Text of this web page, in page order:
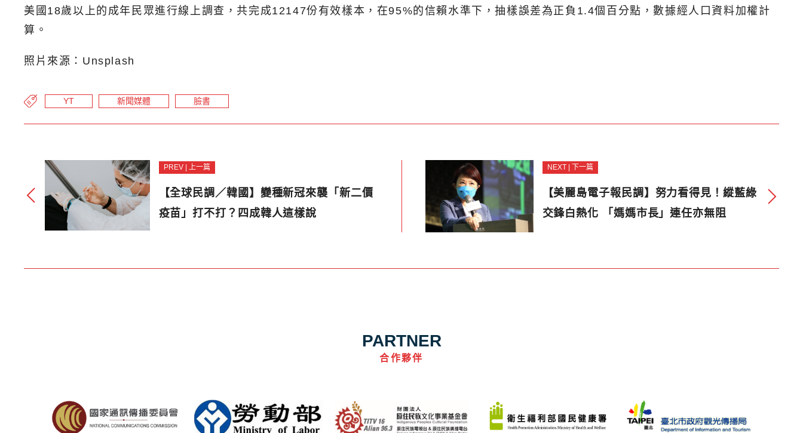
美國18歲以上的成年民眾進行線上調查，共完成12147份有效樣本，在95%的信賴水準下，抽樣誤差為正負1.4個百分點，數據經人口資料加權計
算。
照片來源：Unsplash
YT 新聞媒體 臉書
PREV | 上一篇
【全球民調／韓國】變種新冠來襲「新二價
疫苗」打不打？四成韓人這樣說
NEXT | 下一篇
【美麗島電子報民調】努力看得見！縱藍綠
交鋒白熱化 「媽媽市長」連任亦無阻
PARTNER
合作夥伴